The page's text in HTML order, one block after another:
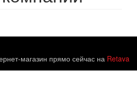
магазин прямо сейчас на Retava